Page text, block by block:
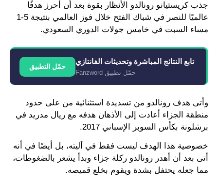
جذب كريستيانو رونالدو الأنظار بقوة بعد أن أحرز هدفًا
عالميًا للنصر في شباك الفتح خلال فوز العالمي بنتيجة 5-1
مساء السبت في خامس جولات الدوري السعودي.
تابع النتائج المباشرة وتحديثات الفانتازي
حمّل تطبيق Fanzword
حمّل التطبيق
وأتى هدف رونالدو من تسديدة استثنائية من على حدود
منطقة الجزاء أعادت إلى الأذهان هدفه مع ريال مدريد في
برشلونة بكأس السوبر الإسباني 2017.
خصوصية هذا الهدف ليست فقط في آليته، بل أيضًا في أنه
أتى بعد أن أهدر رونالدو ركلة جزاء وبدأ يشعر بالضغوطات،
مما جعله يحتفل بشدة ويقوم بخلع قميصه.